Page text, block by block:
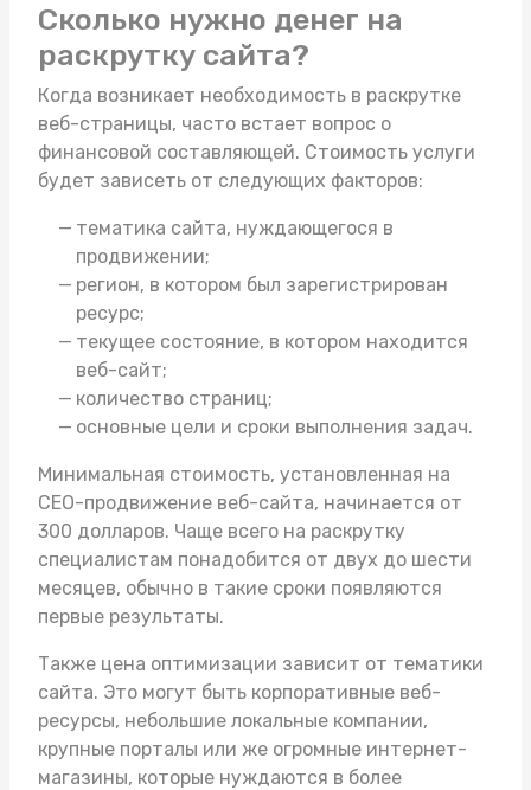
Сколько нужно денег на
раскрутку сайта?
Когда возникает необходимость в раскрутке
веб-страницы, часто встает вопрос о
финансовой составляющей. Стоимость услуги
будет зависеть от следующих факторов:
тематика сайта, нуждающегося в
продвижении;
регион, в котором был зарегистрирован
ресурс;
текущее состояние, в котором находится
веб-сайт;
количество страниц;
основные цели и сроки выполнения задач.
Минимальная стоимость, установленная на
СЕО-продвижение веб-сайта, начинается от
300 долларов. Чаще всего на раскрутку
специалистам понадобится от двух до шести
месяцев, обычно в такие сроки появляются
первые результаты.
Также цена оптимизации зависит от тематики
сайта. Это могут быть корпоративные веб-
ресурсы, небольшие локальные компании,
крупные порталы или же огромные интернет-
магазины, которые нуждаются в более